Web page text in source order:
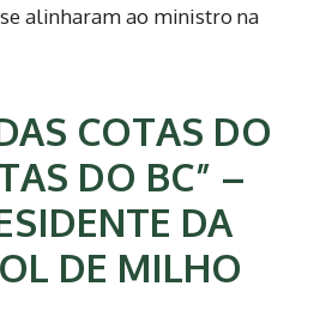
alinharam ao ministro na
COTAS DO
DO BC” –
DA
DE MILHO